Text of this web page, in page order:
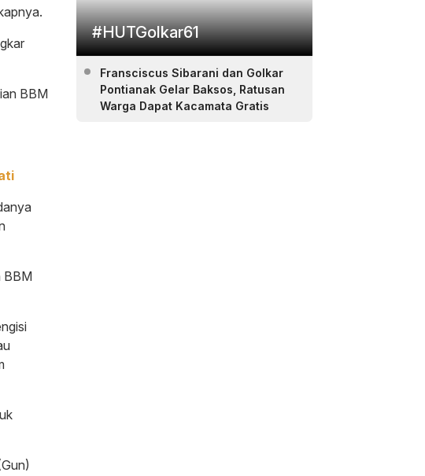
BBM
BBM
#HUTGolkar61
Fransciscus Sibarani dan Golkar
Pontianak Gelar Baksos, Ratusan
Warga Dapat Kacamata Gratis